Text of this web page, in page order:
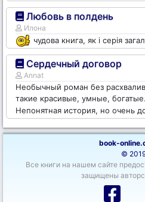
Любовь в полдень
Илона
чудова книга, як і серія
Сердечный договор
Annat
Необычный роман без
такие красивые, умные,
Непонятная история, но очень
book-
©
Все книги на нашем сайте
защищены